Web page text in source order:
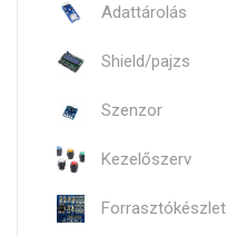
Adattárolás
Shield/pajzs
Szenzor
Kezelőszerv
Forrasztókészlet